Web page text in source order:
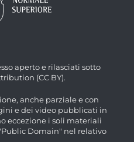
aperto e rilasciati sotto
(CC BY).
anche parziale e con
e dei video pubblicati in
eccezione i soli materiali
Domain" nel relativo